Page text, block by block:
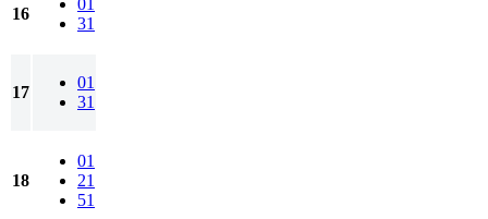
16
01
31
17
01
31
18
01
21
51